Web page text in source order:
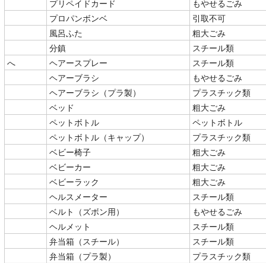
プリペイドカード
もやせるごみ
プロパンボンベ
引取不可
風呂ふた
粗大ごみ
分鎮
スチール類
へ
ヘアースプレー
スチール類
ヘアーブラシ
もやせるごみ
ヘアーブラシ（プラ製）
プラスチック類
ベッド
粗大ごみ
ペットボトル
ペットボトル
ペットボトル（キャップ）
プラスチック類
ベビー椅子
粗大ごみ
ベビーカー
粗大ごみ
ベビーラック
粗大ごみ
ヘルスメーター
スチール類
ベルト（ズボン用）
もやせるごみ
ヘルメット
スチール類
弁当箱（スチール）
スチール類
弁当箱（プラ製）
プラスチック類